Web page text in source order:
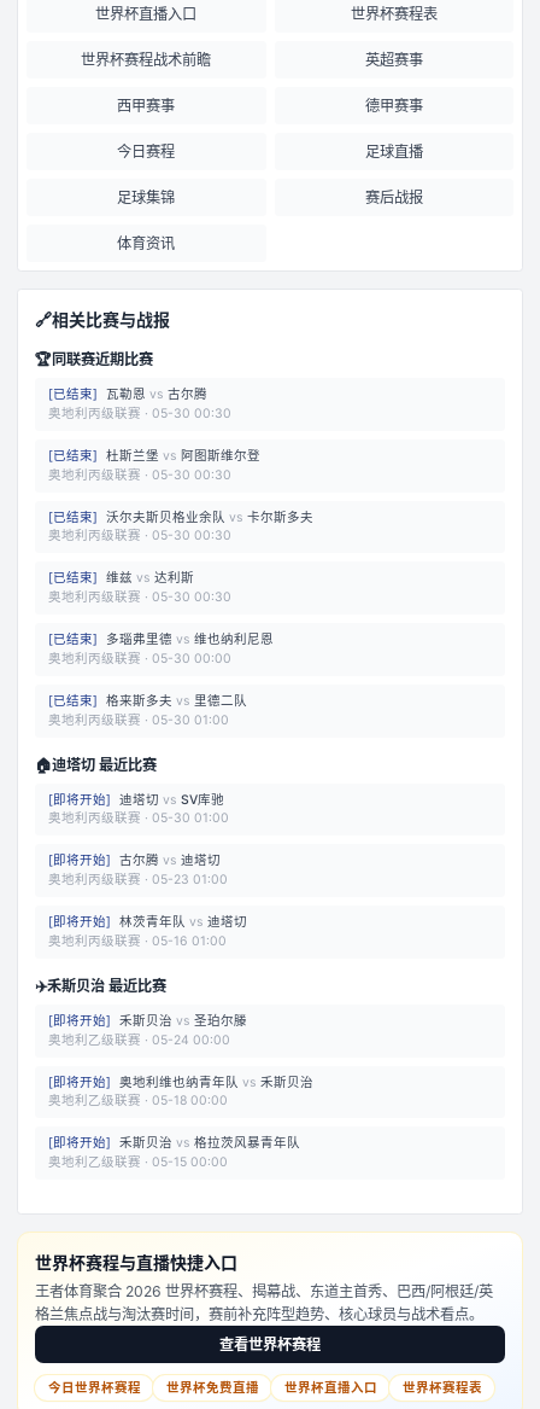
世界杯直播入口 世界杯赛程表
世界杯赛程战术前瞻 英超赛事
西甲赛事 德甲赛事
今日赛程 足球直播
足球集锦 赛后战报
体育资讯
🔗相关比赛与战报
🏆同联赛近期比赛
[已结束] 瓦勒恩 vs 古尔腾
奥地利丙级联赛 · 05-30 00:30
[已结束] 杜斯兰堡 vs 阿图斯维尔登
奥地利丙级联赛 · 05-30 00:30
[已结束] 沃尔夫斯贝格业余队 vs 卡尔斯多夫
奥地利丙级联赛 · 05-30 00:30
[已结束] 维兹 vs 达利斯
奥地利丙级联赛 · 05-30 00:30
[已结束] 多瑙弗里德 vs 维也纳利尼恩
奥地利丙级联赛 · 05-30 00:00
[已结束] 格来斯多夫 vs 里德二队
奥地利丙级联赛 · 05-30 01:00
🏠迪塔切 最近比赛
[即将开始] 迪塔切 vs SV库驰
奥地利丙级联赛 · 05-30 01:00
[即将开始] 古尔腾 vs 迪塔切
奥地利丙级联赛 · 05-23 01:00
[即将开始] 林茨青年队 vs 迪塔切
奥地利丙级联赛 · 05-16 01:00
✈️禾斯贝治 最近比赛
[即将开始] 禾斯贝治 vs 圣珀尔滕
奥地利乙级联赛 · 05-24 00:00
[即将开始] 奥地利维也纳青年队 vs 禾斯贝治
奥地利乙级联赛 · 05-18 00:00
[即将开始] 禾斯贝治 vs 格拉茨风暴青年队
奥地利乙级联赛 · 05-15 00:00
世界杯赛程与直播快捷入口
王者体育聚合 2026 世界杯赛程、揭幕战、东道主首秀、巴西/阿根廷/英
格兰焦点战与淘汰赛时间，赛前补充阵型趋势、核心球员与战术看点。
查看世界杯赛程
今日世界杯赛程 世界杯免费直播 世界杯直播入口 世界杯赛程表